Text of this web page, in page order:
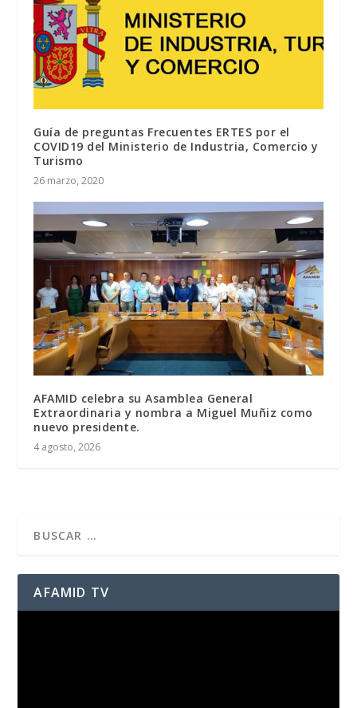
Guía de preguntas Frecuentes ERTES por el
COVID19 del Ministerio de Industria, Comercio y
Turismo
26 marzo, 2020
AFAMID celebra su Asamblea General
Extraordinaria y nombra a Miguel Muñiz como
nuevo presidente.
4 agosto, 2026
AFAMID TV